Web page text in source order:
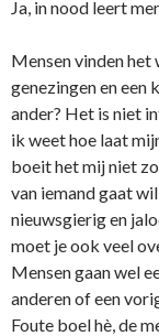
Ja, in nood leert
Mensen vinden het
genezingen en een
ander? Het is niet
ik weet hoe laat
boeit het mij niet
van iemand gaat
nieuwsgierig en
moet je ook veel
Mensen gaan wel
anderen of een
Foute boel hè, de